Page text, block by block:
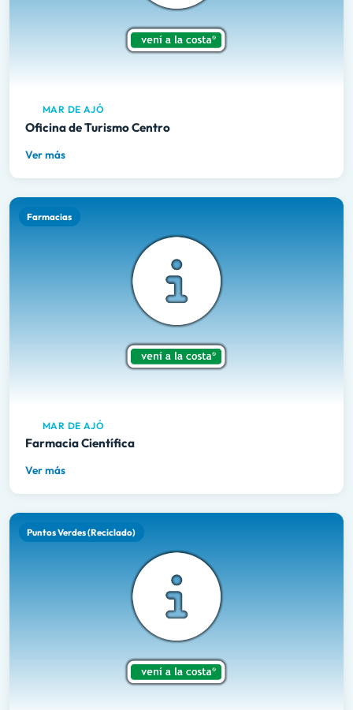
MAR DE AJÓ
Oficina de Turismo Centro
Ver más
Farmacias
MAR DE AJÓ
Farmacia Científica
Ver más
Puntos Verdes (Reciclado)